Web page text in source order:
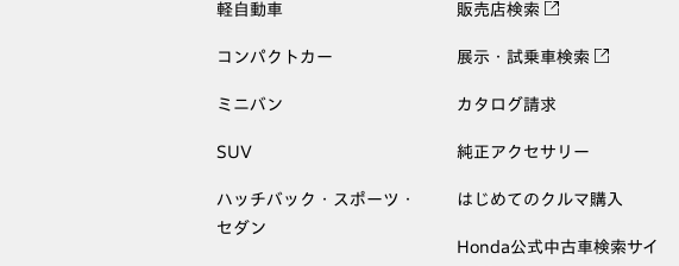
軽自動車
コンパクトカー
ミニバン
SUV
ハッチバック・スポーツ・
セダン
販売店検索
展示・試乗車検索
カタログ請求
純正アクセサリー
はじめてのクルマ購入
Honda公式中古車検索サイ